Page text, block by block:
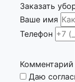
Заказать
Ваше имя
Телефон
Комментарий
Даю